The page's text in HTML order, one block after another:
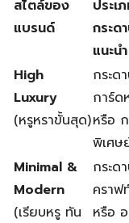
สไตล์ของ
แบรนด์
ประเ
กระด
แนะนำ
High
Luxury
(หรูหราขั้นสุด)
กระด
การ์ด
หรือ
พิเศษ
Minimal &
Modern
(เรียบหรู ทัน
กระด
คราฟ
หรือ